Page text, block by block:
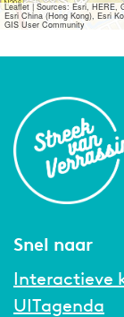
Leaflet|Sources: Esri, HERE,
Esri China (Hong Kong), Esri
GIS User Community
Snel naar
Interactieve
UITagenda